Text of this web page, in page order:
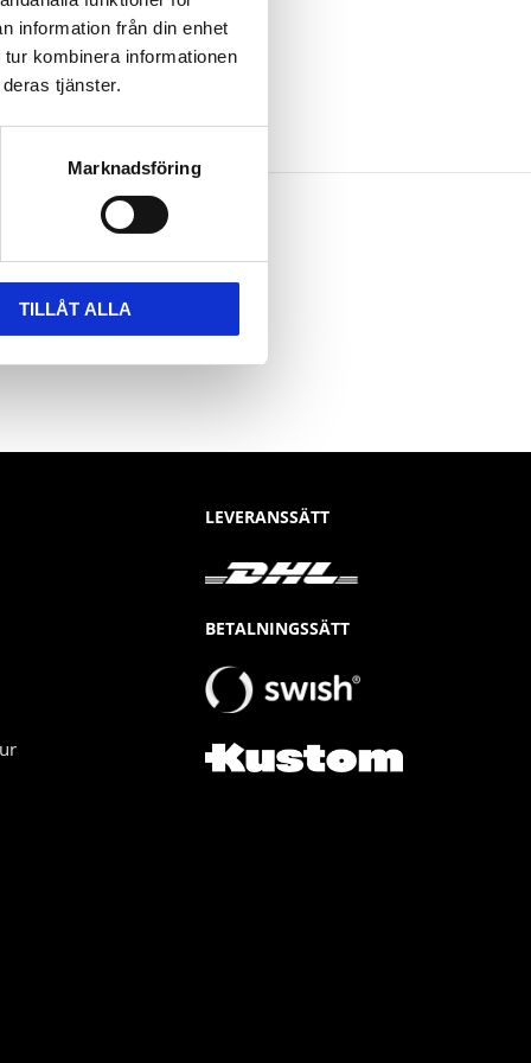
information från din enhet
kombinera informationen
tjänster.
Marknadsföring
TILLÅT ALLA
LEVERANSSÄTT
BETALNINGSSÄTT